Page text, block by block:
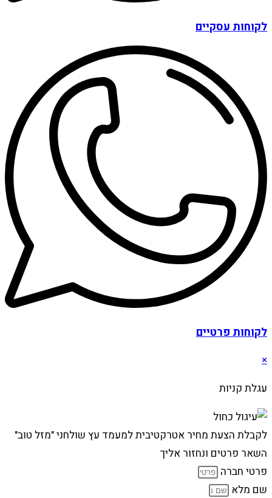
לקוחות עסקיים
לקוחות פרטיים
×
עגלת קניות
לקבלת הצעת מחיר אטרקטיבית למעמד עץ שולחני "מזל טוב"
השאר פרטים ונחזור אליך
פרטי חברה
שם מלא